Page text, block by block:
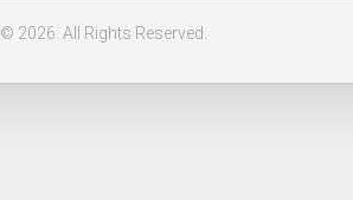
© 2026. All Rights Reserved.